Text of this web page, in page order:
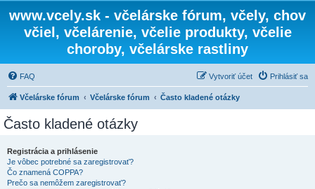
www.vcely.sk - včelárske fórum, včely, chov
včiel, včelárenie, včelie produkty, včelie
choroby, včelárske rastliny
FAQ Prihlásiť sa
Vytvoriť účet
Včelárske fórum Včelárske fórum Často kladené otázky
Často kladené otázky
Registrácia a prihlásenie
Je vôbec potrebné sa zaregistrovať?
Čo znamená COPPA?
Prečo sa nemôžem zaregistrovať?